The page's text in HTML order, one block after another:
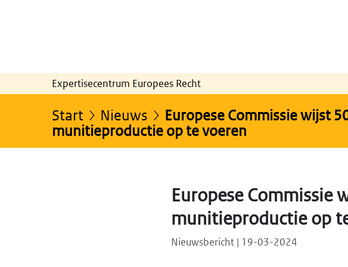
Expertisecentrum Europees Recht
Start Nieuws
Europese Commissie wijst
munitieproductie op te voeren
Europese Commissie
munitieproductie op
Nieuwsbericht | 19-03-2024